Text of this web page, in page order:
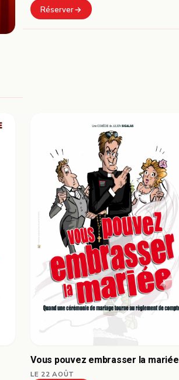
Réserver
Vous pouvez embrasser la mariée
LE 22 AOÛT